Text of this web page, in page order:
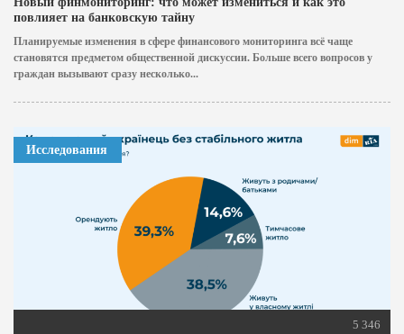
повлияет на банковскую тайну
Планируемые изменения в сфере финансового мониторинга всё чаще
становятся предметом общественной дискуссии. Больше всего вопросов у
граждан вызывают сразу несколько...
Исследования
5 346